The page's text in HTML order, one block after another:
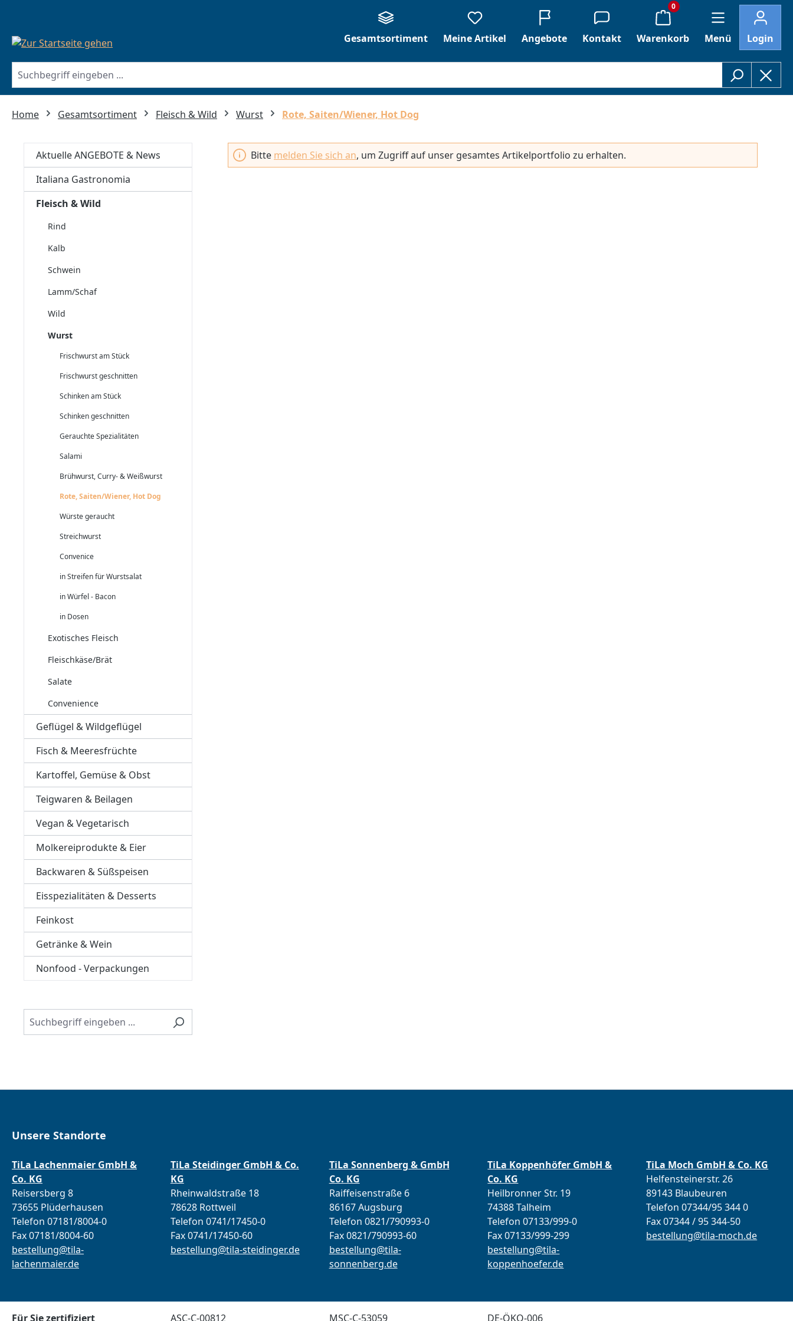
Gesamtsortiment
Meine Artikel Angebote Kontakt
0
Warenkorb Menü Login
Home Gesamtsortiment Fleisch & Wild Wurst Rote, Saiten/Wiener, Hot Dog
Aktuelle ANGEBOTE & News
Italiana Gastronomia
Fleisch & Wild
Rind
Kalb
Schwein
Lamm/Schaf
Wild
Wurst
Frischwurst am Stück
Frischwurst geschnitten
Schinken am Stück
Schinken geschnitten
Gerauchte Spezialitäten
Salami
Brühwurst, Curry- & Weißwurst
Rote, Saiten/Wiener, Hot Dog
Würste geraucht
Streichwurst
Convenice
in Streifen für Wurstsalat
in Würfel - Bacon
in Dosen
Exotisches Fleisch
Fleischkäse/Brät
Salate
Convenience
Geflügel & Wildgeflügel
Fisch & Meeresfrüchte
Kartoffel, Gemüse & Obst
Teigwaren & Beilagen
Vegan & Vegetarisch
Molkereiprodukte & Eier
Backwaren & Süßspeisen
Eisspezialitäten & Desserts
Feinkost
Getränke & Wein
Nonfood - Verpackungen
Bitte melden Sie sich an, um Zugriff auf unser gesamtes Artikelportfolio zu erhalten.
Unsere Standorte
TiLa Lachenmaier GmbH &
Co. KG
Reisersberg 8
73655 Plüderhausen
Telefon 07181/8004-0
Fax 07181/8004-60
bestellung@tila-
lachenmaier.de
TiLa Steidinger GmbH & Co.
KG
Rheinwaldstraße 18
78628 Rottweil
Telefon 0741/17450-0
Fax 0741/17450-60
bestellung@tila-steidinger.de
TiLa Sonnenberg & GmbH
Co. KG
Raiffeisenstraße 6
86167 Augsburg
Telefon 0821/790993-0
Fax 0821/790993-60
bestellung@tila-
sonnenberg.de
TiLa Koppenhöfer GmbH &
Co. KG
Heilbronner Str. 19
74388 Talheim
Telefon 07133/999-0
Fax 07133/999-299
bestellung@tila-
koppenhoefer.de
TiLa Moch GmbH & Co. KG
Helfensteinerstr. 26
89143 Blaubeuren
Telefon 07344/95 344 0
Fax 07344 / 95 344-50
bestellung@tila-moch.de
Für Sie zertifiziert ASC-C-00812 MSC-C-53059 DE-ÖKO-006